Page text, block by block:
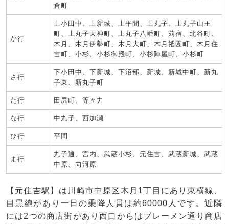
倉町
か行
上小田中、上新城、上平間、上丸子、上丸子山王
町、上丸子天神町、上丸子八幡町、苅宿、北谷町、
木月、木月伊勢町、木月大町、木月祗園町、木月住
吉町、小杉、小杉御殿町、小杉陣屋町、小杉町
さ行
下小田中、下新城、下沼部、新城、新城中町、新丸
子東、新丸子町
た行 田尻町、等々力
な行 中丸子、西加瀬
ひ行 平間
ま行
丸子通、宮内、武蔵小杉、元住吉、武蔵新城、武蔵
中原、向河原
【元住吉駅】は川崎市中原区木月1丁目にあり東横線、
目黒線があり一日の乗降人員は約60000人です。近隣
には2つの商店街があり西口からはブレーメン通り商店